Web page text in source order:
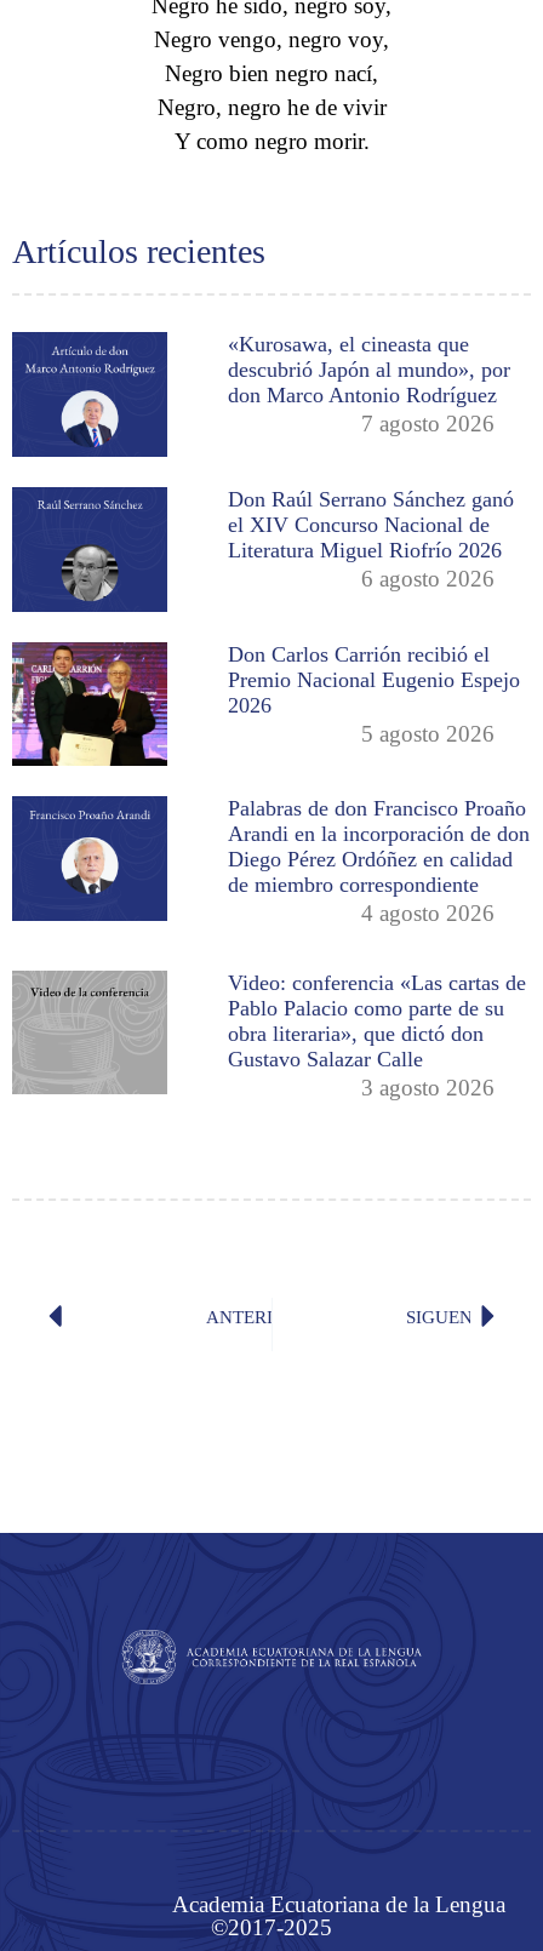
Artículos recientes
«Kurosawa, el cineasta que
descubrió Japón al mundo», por
don Marco Antonio Rodríguez
7 agosto 2026
Don Raúl Serrano Sánchez ganó
el XIV Concurso Nacional de
Literatura Miguel Riofrío 2026
6 agosto 2026
Don Carlos Carrión recibió el
Premio Nacional Eugenio Espejo
2026
5 agosto 2026
Palabras de don Francisco Proaño
Arandi en la incorporación de don
Diego Pérez Ordóñez en calidad
de miembro correspondiente
4 agosto 2026
Video: conferencia «Las cartas de
Pablo Palacio como parte de su
obra literaria», que dictó don
Gustavo Salazar Calle
3 agosto 2026
Negro he sido, negro soy,
Negro vengo, negro voy,
Negro bien negro nací,
Negro, negro he de vivir
Y como negro morir.
ANTERIOR Contestación al discurso de
SIGUENTE«Leer
Academia Ecuatoriana de la Lengua
©2017-2025